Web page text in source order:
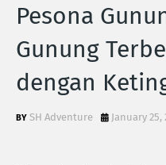
Pesona
Gunung
dengan
SH Adventure January 25,